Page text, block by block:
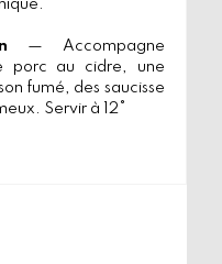
— Accompagne
porc au cidre, une
fumé, des saucisse
Servir à 12°